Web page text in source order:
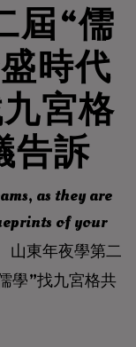
屆“儒
時代
宮格
告訴
as they are
of your
山東年夜學第二
學”找九宮格共